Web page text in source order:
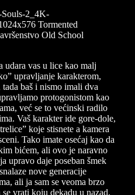
udara vas u lice kao malj
upravljanje karakterom,
baš i nismo imali dva
protogonistom kao
već se to većinski radilo
Vaš karakter ide gore-dole,
koje stisnete a kamera
Tako imate osećaj kao da
bićem, ali ovo je naravno
upravo daje poseban šmek
nove generacije
ali ja sam se veoma brzo
vrati koju dekadu u nazad.